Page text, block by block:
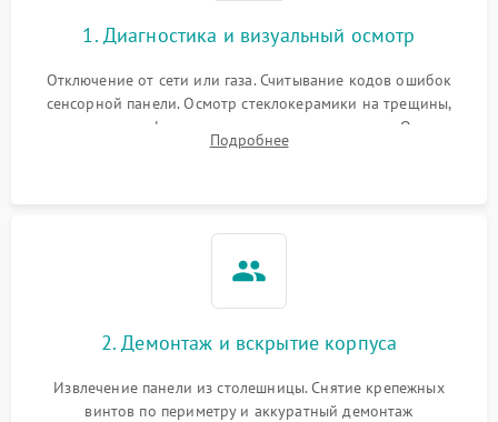
1. Диагностика и визуальный осмотр
Отключение от сети или газа. Считывание кодов ошибок
сенсорной панели. Осмотр стеклокерамики на трещины,
проверка конфорок на равномерность нагрева. Опрос
клиента о симптомах (не включается, не видит посуду,
Подробнее
2. Демонтаж и вскрытие корпуса
Извлечение панели из столешницы. Снятие крепежных
винтов по периметру и аккуратный демонтаж